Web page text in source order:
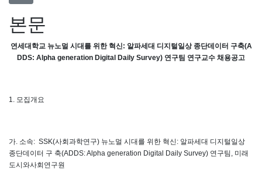
본문
연세대학교 뉴노멀 시대를 위한 혁신: 알파세대 디지털일상 종단데이터 구축(A
DDS: Alpha generation Digital Daily Survey) 연구팀 연구교수 채용공고
1. 모집개요
가 소속: SSK(사회과학연구) 뉴노멀 시대를 위한 혁신: 알파세대 디지털일상
종단데이터 구 축(ADDS: Alpha generation Digital Daily Survey) 연구팀 미래
도시와사회연구원